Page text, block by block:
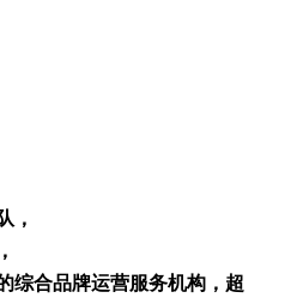
，
综合品牌运营服务机构，超